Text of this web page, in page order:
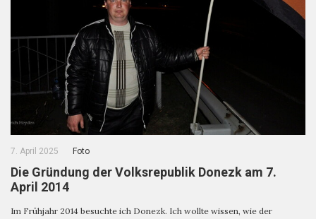
7. April 2025 Foto
Die Gründung der Volksrepublik Donezk am 7.
April 2014
Im Frühjahr 2014 besuchte ich Donezk. Ich wollte wissen, wie der